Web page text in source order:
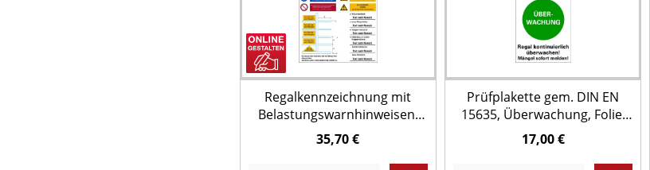
Regalkennzeichnung mit
Belastungswarnhinweisen,
Kragarmregal, mit
Wunschtext - DIN EN 15635
35,70 €
Prüfplakette gem. DIN EN
15635, Überwachung, Folie,
80 x 40 mm - Bund = 50 Stk.
17,00 €